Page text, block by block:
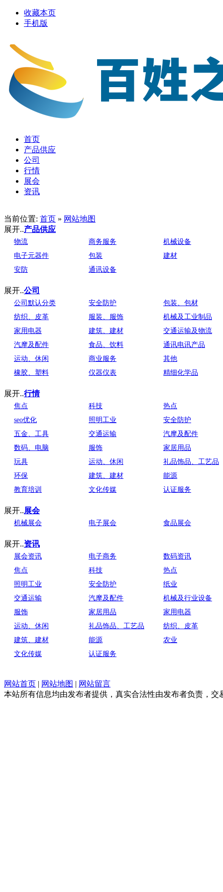
收藏本页
手机版
首页
产品供应
公司
行情
展会
资讯
当前位置: 首页 » 网站地图
展开..产品供应
物流 商务服务
机械设备
电子元器件
包装
建材
安防
通讯设备
展开..公司
公司默认分类 安全防护
包装、包材
纺织、皮革
服装、服饰
机械及工业制品
家用电器
建筑、建材
交通运输及物流
汽摩及配件
食品、饮料
通讯电讯产品
运动、休闲
商业服务
其他
橡胶、塑料
仪器仪表 精细化学品
展开..行情
焦点 科技
热点
seo优化
照明工业
安全防护
五金、工具
交通运输
汽摩及配件
数码、电脑
服饰
家居用品
玩具
运动、休闲
礼品饰品、工艺品
环保
建筑、建材
能源
教育培训
文化传媒 认证服务
展开..展会
机械展会 电子展会 食品展会
展开..资讯
展会资讯 电子商务
数码资讯
焦点
科技
热点
照明工业
安全防护
纸业
交通运输
汽摩及配件
机械及行业设备
服饰
家居用品
家用电器
运动、休闲
礼品饰品、工艺品
纺织、皮革
建筑、建材
能源
农业
文化传媒
认证服务
网站首页 | 网站地图 | 网站留言
本站所有信息均由发布者提供，真实合法性由发布者负责，